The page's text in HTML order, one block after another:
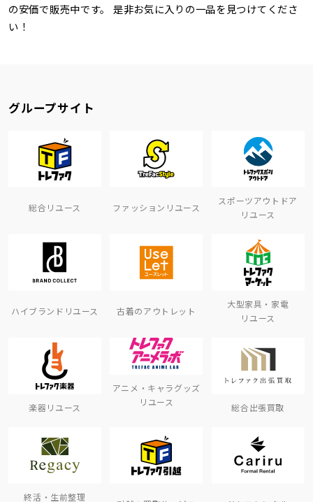
の安価で販売中です。 是非お気に入りの一品を見つけてくださ
い！
グループサイト
総合リユース ファッションリユース
スポーツアウトドア
リユース
ハイブランドリユース 古着のアウトレット
大型家具・家電
リユース
楽器リユース
アニメ・キャラグッズ
リユース
総合出張買取
終活・生前整理